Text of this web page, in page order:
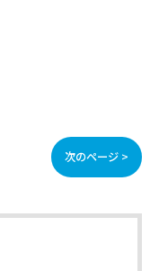
次のページ >